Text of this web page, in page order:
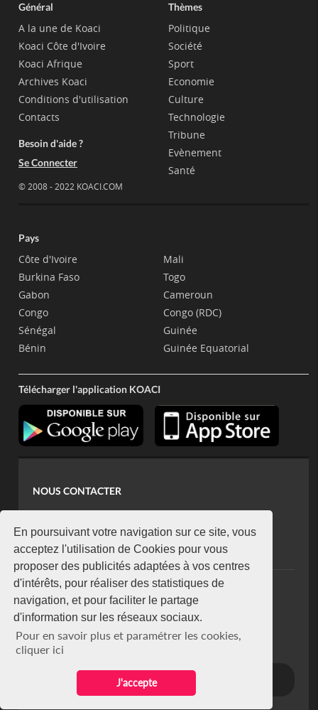
En poursuivant votre navigation sur ce site, vous
acceptez l'utilisation de Cookies pour vous
proposer des publicités adaptées à vos centres
d'intérêts, pour réaliser des statistiques de
navigation, et pour faciliter le partage
d'information sur les réseaux sociaux.
Pour en savoir plus et paramétrer les cookies,
cliquer ici
J'accepte
Général
A la une de Koaci
Koaci Côte d'Ivoire
Koaci Afrique
Archives Koaci
Conditions d'utilisation
Contacts
Besoin d'aide ?
Se Connecter
© 2008 - 2022 KOACI.COM
Thèmes
Politique
Société
Sport
Economie
Culture
Technologie
Tribune
Evènement
Santé
Pays
Côte d'Ivoire
Burkina Faso
Gabon
Congo
Sénégal
Bénin
Mali
Togo
Cameroun
Congo (RDC)
Guinée
Guinée Equatorial
Télécharger l'application KOACI
NOUS CONTACTER
koaci@yahoo.fr
+225 07 08 85 52 93
NEWSLETTER
Restez connecté via notre newsletter
S'abonner
Se désabonner